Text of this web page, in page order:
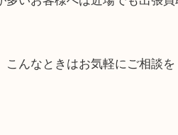
りの方からのご依頼も大歓
いけど値段がつくかわから